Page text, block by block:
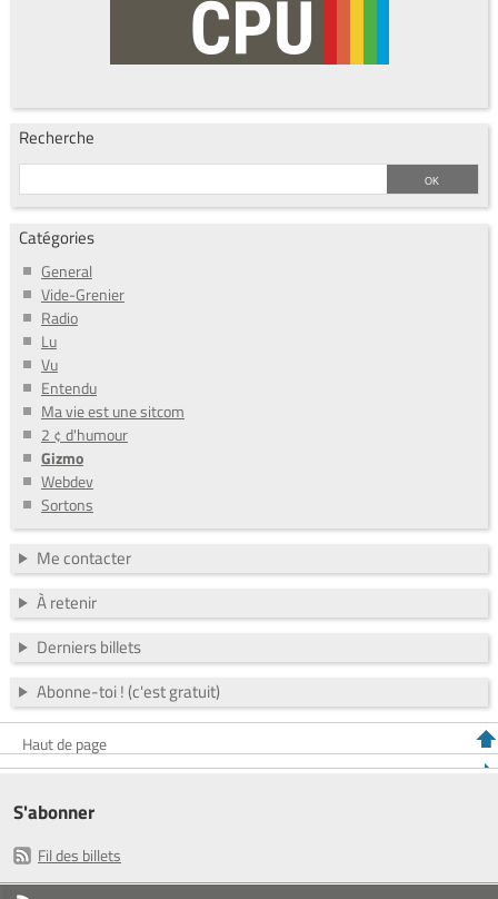
Recherche
Catégories
General
Vide-Grenier
Radio
Lu
Vu
Entendu
Ma vie est une sitcom
2 ¢ d'humour
Gizmo
Webdev
Sortons
Me contacter
À retenir
Derniers billets
Abonne-toi ! (c'est gratuit)
Haut de page
S'abonner
Fil des billets